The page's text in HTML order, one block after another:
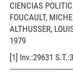
CIENCIAS
FOUCAULT,
ALTHUSSER,
1979
[1] Inv.:29631